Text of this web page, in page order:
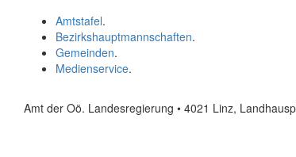
Amtstafel.
Bezirkshauptmannschaften.
Gemeinden.
Medienservice.
Amt der Oö. Landesregierung • 4021 Linz,